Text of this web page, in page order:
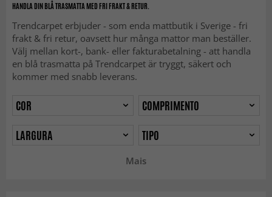
HANDLA DIN BLÅ TRASMATTA MED FRI FRAKT & RETUR.
Trendcarpet erbjuder - som enda mattbutik i Sverige - fri
frakt & fri retur, oavsett hur många mattor man beställer.
Välj mellan kort-, bank- eller fakturabetalning - att handla
en blå trasmatta på Trendcarpet är tryggt, säkert och
kommer med snabb leverans.
Mais
COR
COMPRIMENTO
LARGURA
TIPO